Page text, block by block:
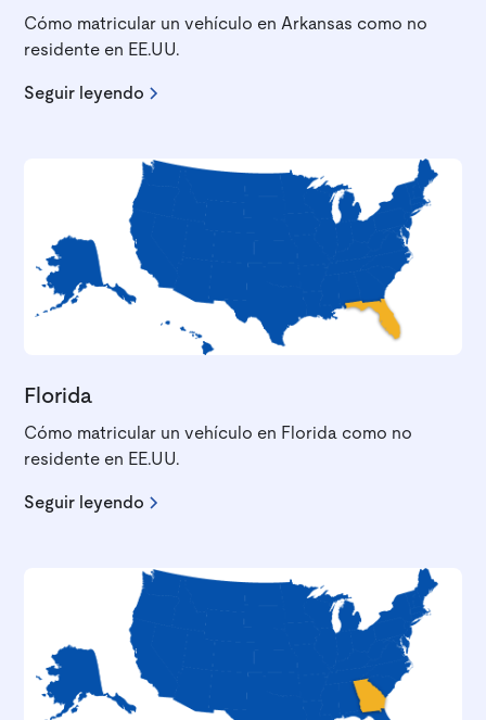
Cómo matricular un vehículo en Arkansas como no
residente en EE.UU.
Seguir leyendo
Florida
Cómo matricular un vehículo en Florida como no
residente en EE.UU.
Seguir leyendo